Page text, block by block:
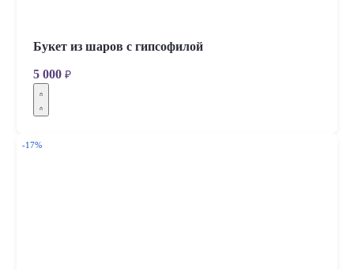
Букет из шаров с гипсофилой
5 000 ₽
-17%